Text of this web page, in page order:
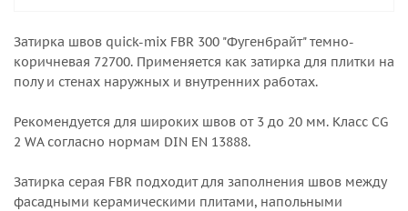
Затирка швов quick-mix FBR 300 "Фугенбрайт" темно-
коричневая 72700. Применяется как затирка для плитки на
полу и стенах наружных и внутренних работах.
Рекомендуется для широких швов от 3 до 20 мм. Класс CG
2 WA согласно нормам DIN EN 13888.
Затирка серая FBR подходит для заполнения швов между
фасадными керамическими плитами, напольными